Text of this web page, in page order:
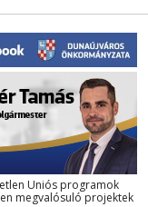
Uniós programok
megvalósuló projektek